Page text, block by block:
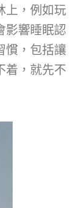
上，例如玩
影響睡眠認
慣，包括讓
着，就先不